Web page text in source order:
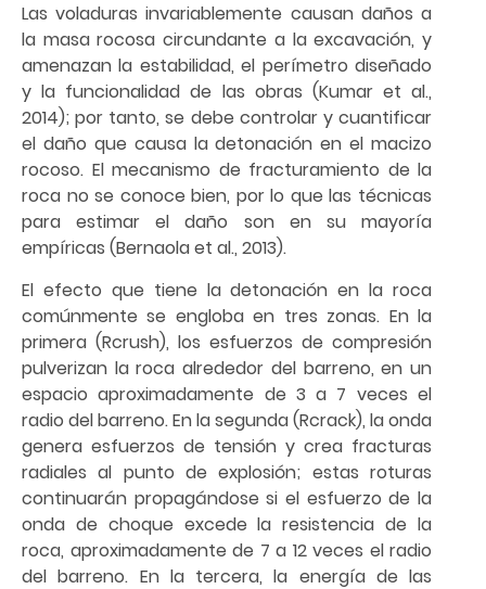
Las voladuras invariablemente causan daños a
la masa rocosa circundante a la excavación, y
amenazan la estabilidad, el perímetro diseñado
y la funcionalidad de las obras (Kumar et al.,
2014); por tanto, se debe controlar y cuantificar
el daño que causa la detonación en el macizo
rocoso. El mecanismo de fracturamiento de la
roca no se conoce bien, por lo que las técnicas
para estimar el daño son en su mayoría
empíricas (Bernaola et al., 2013).
El efecto que tiene la detonación en la roca
comúnmente se engloba en tres zonas. En la
primera (Rcrush), los esfuerzos de compresión
pulverizan la roca alrededor del barreno, en un
espacio aproximadamente de 3 a 7 veces el
radio del barreno. En la segunda (Rcrack), la onda
genera esfuerzos de tensión y crea fracturas
radiales al punto de explosión; estas roturas
continuarán propagándose si el esfuerzo de la
onda de choque excede la resistencia de la
roca, aproximadamente de 7 a 12 veces el radio
del barreno. En la tercera, la energía de las